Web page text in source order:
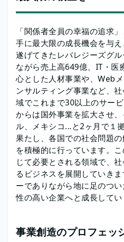
「関係者全員の幸福の追求
手に最大限の成長機会を与
遂げてきたレバレジーズグ
ながら売上高649億、IT・医
心とした人材事業や、Web
ンサルティング事業など、
域でこれまで30以上のサー
からは国外事業を拡大させ
ル、メキシコ...と2ヶ月で１
果たし、各国での社会問題
を積極的に行っています。
じて必要とされる領域で、
るビジネスを展開していき
ーでありながら地に足のつ
性の高い企業へと成長してい
事業創造のプロフェッ